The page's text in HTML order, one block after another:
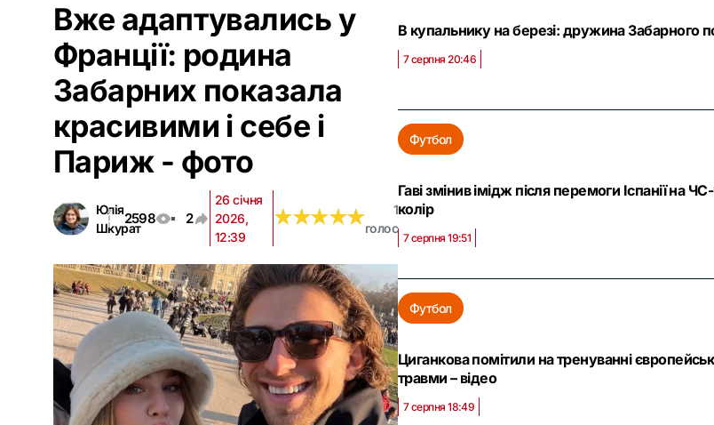
Вже адаптувались у
Франції: родина
Забарних показала
красивими і себе і
Париж - фото
Юлія
Шкурат
2598 2
26 січня
2026,
12:39
★★★★★
★★★★★
1
голос
В купальнику на березі: дружина Забарного
7 серпня 20:46
Футбол
Гаві змінив імідж після перемоги Іспанії
колір
7 серпня 19:51
Футбол
Циганкова помітили на тренуванні
травми – відео
7 серпня 18:49